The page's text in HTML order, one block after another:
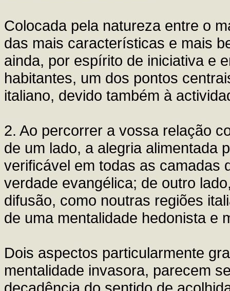
Colocada pela natureza entre o
das mais características e mais
ainda, por espírito de iniciativa e
habitantes, um dos pontos
italiano, devido também à
2. Ao percorrer a vossa relação
de um lado, a alegria alimentada
verificável em todas as camadas
verdade evangélica; de outro
difusão, como noutras regiões
de uma mentalidade hedonista e
Dois aspectos particularmente
mentalidade invasora, parecem